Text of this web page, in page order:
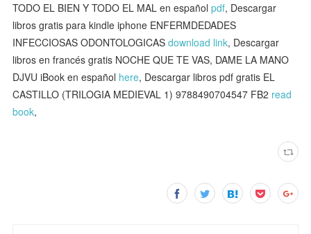
TODO EL BIEN Y TODO EL MAL en españolpdf, Descargar
libros gratis para kindle iphone ENFERMDEDADES
INFECCIOSAS ODONTOLOGICASdownload link, Descargar
libros en francés gratis NOCHE QUE TE VAS, DAME LA MANO
DJVU iBook en español here, Descargar libros pdf gratis EL
CASTILLO (TRILOGIA MEDIEVAL 1) 9788490704547 FB2 read
book,